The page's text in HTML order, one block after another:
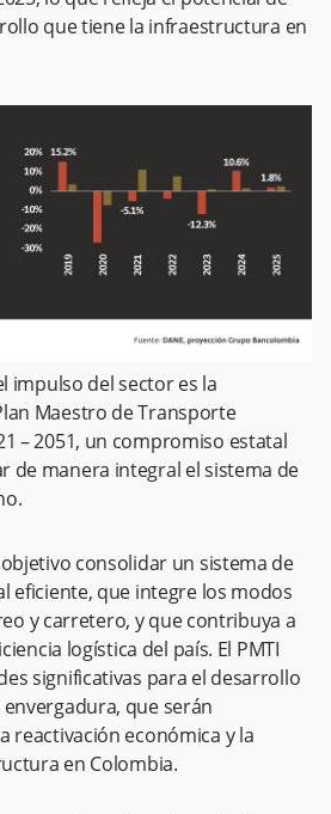
que tiene la infraestructura en
impulso del sector es la
Maestro de Transporte
– 2051, un compromiso estatal
de manera integral el sistema de
consolidar un sistema de
eficiente, que integre los modos
y carretero, y que contribuya a
logística del país. El PMTI
significativas para el desarrollo
que serán
reactivación económica y la
en Colombia.